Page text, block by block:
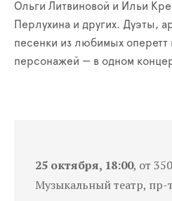
Ольги Литвиновой и Ильи
Перлухина и других. Дуэты,
песенки из любимых оперетт
персонажей — в одном
25 октября, 18:00, от
Музыкальный театр, пр-